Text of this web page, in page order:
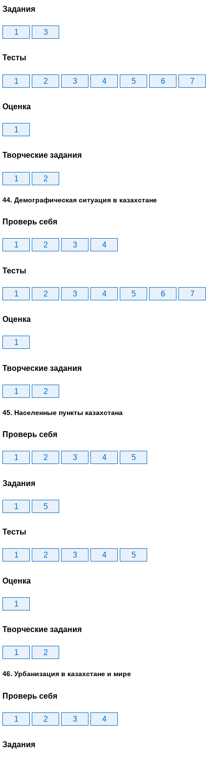
Задания
1 3
Тесты
1 2 3 4 5 6 7
Оценка
1
Творческие задания
1 2
44. Демографическая ситуация в казахстане
Проверь себя
1 2 3 4
Тесты
1 2 3 4 5 6 7
Оценка
1
Творческие задания
1 2
45. Населенные пункты казахстана
Проверь себя
1 2 3 4 5
Задания
1 5
Тесты
1 2 3 4 5
Оценка
1
Творческие задания
1 2
46. Урбанизация в казахстане и мире
Проверь себя
1 2 3 4
Задания